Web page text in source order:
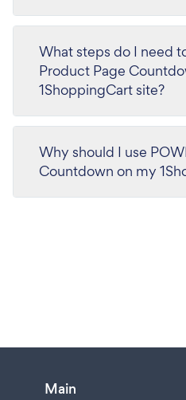
What steps do I need
Product Page
1ShoppingCart site?
Why should I use
Countdown on my
Main